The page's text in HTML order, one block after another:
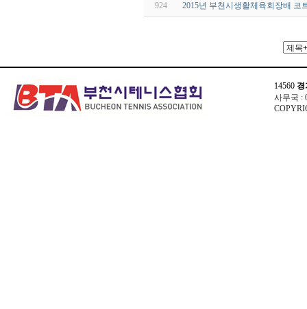
924 2015년 부천시생활체육회장배 코
14560 경
사무국 :